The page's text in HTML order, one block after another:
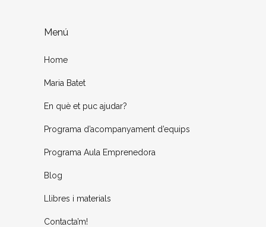
Menú
Home
Maria Batet
En què et puc ajudar?
Programa d’acompanyament d’equips
Programa Aula Emprenedora
Blog
Llibres i materials
Contacta’m!